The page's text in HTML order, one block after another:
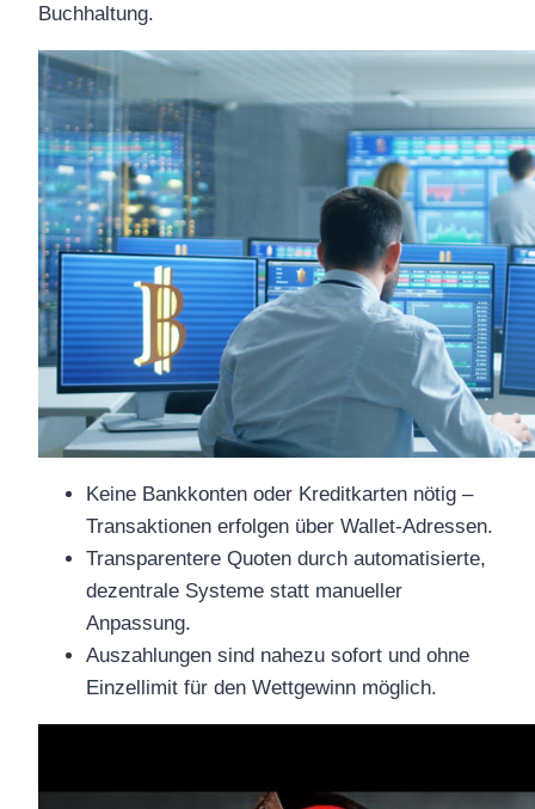
Buchhaltung.
Keine Bankkonten oder Kreditkarten nötig –
Transaktionen erfolgen über Wallet-Adressen.
Transparentere Quoten durch automatisierte,
dezentrale Systeme statt manueller
Anpassung.
Auszahlungen sind nahezu sofort und ohne
Einzellimit für den Wettgewinn möglich.